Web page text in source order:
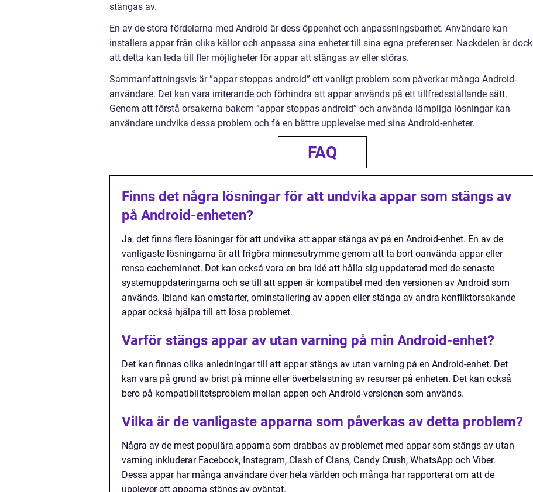
stängas av.
En av de stora fördelarna med Android är dess öppenhet och anpassningsbarhet. Användare kan
installera appar från olika källor och anpassa sina enheter till sina egna preferenser. Nackdelen är dock
att detta kan leda till fler möjligheter för appar att stängas av eller störas.
Sammanfattningsvis är ”appar stoppas android” ett vanligt problem som påverkar många Android-
användare. Det kan vara irriterande och förhindra att appar används på ett tillfredsställande sätt.
Genom att förstå orsakerna bakom ”appar stoppas android” och använda lämpliga lösningar kan
användare undvika dessa problem och få en bättre upplevelse med sina Android-enheter.
FAQ
Finns det några lösningar för att undvika appar som stängs av
på Android-enheten?
Ja, det finns flera lösningar för att undvika att appar stängs av på en Android-enhet. En av de
vanligaste lösningarna är att frigöra minnesutrymme genom att ta bort oanvända appar eller
rensa cacheminnet. Det kan också vara en bra idé att hålla sig uppdaterad med de senaste
systemuppdateringarna och se till att appen är kompatibel med den versionen av Android som
används. Ibland kan omstarter, ominstallering av appen eller stänga av andra konfliktorsakande
appar också hjälpa till att lösa problemet.
Varför stängs appar av utan varning på min Android-enhet?
Det kan finnas olika anledningar till att appar stängs av utan varning på en Android-enhet. Det
kan vara på grund av brist på minne eller överbelastning av resurser på enheten. Det kan också
bero på kompatibilitetsproblem mellan appen och Android-versionen som används.
Vilka är de vanligaste apparna som påverkas av detta problem?
Några av de mest populära apparna som drabbas av problemet med appar som stängs av utan
varning inkluderar Facebook, Instagram, Clash of Clans, Candy Crush, WhatsApp och Viber.
Dessa appar har många användare över hela världen och många har rapporterat om att de
upplever att apparna stängs av oväntat.